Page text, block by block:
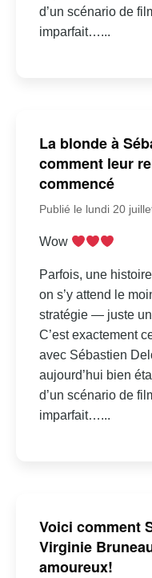
d’un scénario de
imparfait…...
La blonde à
comment leur
commencé
Publié le lundi 20
Wow
Parfois, une
on s’y attend le
stratégie — juste
C’est exactement
avec Sébastien
aujourd’hui bien
d’un scénario de
imparfait…...
Voici comment
Virginie
amoureux!